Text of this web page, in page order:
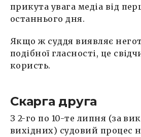
прикута увага медіа від
останнього дня.
Якщо ж суддя виявляє
подібної гласності, це
користь.
Скарга друга
З 2-го по 10-те липня (за
вихідних) судовий процес